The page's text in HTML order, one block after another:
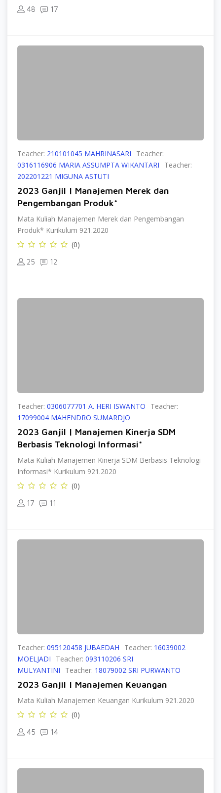
48 17
Teacher: 210101045 MAHRINASARI
Teacher:
0316116906 MARIA ASSUMPTA WIKANTARI
Teacher:
202201221 MIGUNA ASTUTI
2023 Ganjil | Manajemen Merek dan
Pengembangan Produk*
Mata Kuliah Manajemen Merek dan Pengembangan
Produk* Kurikulum 921.2020
(0)
25 12
Teacher: 0306077701 A. HERI ISWANTO
Teacher:
17099004 MAHENDRO SUMARDJO
2023 Ganjil | Manajemen Kinerja SDM
Berbasis Teknologi Informasi*
Mata Kuliah Manajemen Kinerja SDM Berbasis Teknologi
Informasi* Kurikulum 921.2020
(0)
17 11
Teacher: 095120458 JUBAEDAH Teacher: 16039002
MOELJADI
Teacher: 093110206 SRI
MULYANTINI
Teacher: 18079002 SRI PURWANTO
2023 Ganjil | Manajemen Keuangan
Mata Kuliah Manajemen Keuangan Kurikulum 921.2020
(0)
45 14